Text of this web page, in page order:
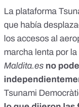
La plataforma
que había
los accesos al
marcha lenta por la
Maldita.es no
Tsunami